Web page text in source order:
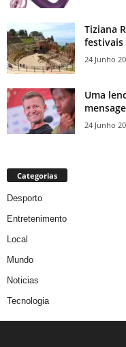
Tiziana
festivais
24 Junho
Uma
24 Junho
Categorias
Desporto
Entretenimento
Local
Mundo
Noticias
Tecnologia